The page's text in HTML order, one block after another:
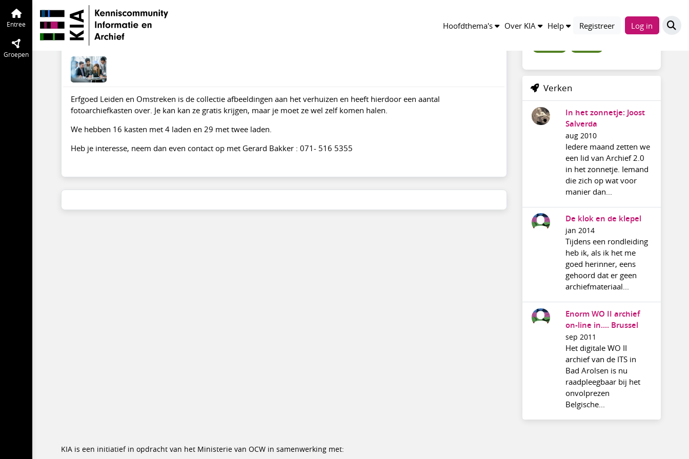
Hoofdthema's Over KIA Help Registreer Log in
Entree
Groepen
KIA Community Entree
Wie heeft nog gebrek aan mooie (gratis) fotokasten?
jan 2014
Erfgoed Leiden en Omstreken is de collectie afbeeldingen aan het verhuizen en heeft hierdoor een aantal
fotoarchiefkasten over. Je kan kan ze gratis krijgen, maar je moet ze wel zelf komen halen.
We hebben 16 kasten met 4 laden en 29 met twee laden.
Heb je interesse, neem dan even contact op met Gerard Bakker : 071- 516 5355
Verken
In het zonnetje: Joost
Salverda
aug 2010
Iedere maand zetten we
een lid van Archief 2.0
in het zonnetje. Iemand
die zich op wat voor
manier dan...
De klok en de klepel
jan 2014
Tijdens een rondleiding
heb ik, als ik het me
goed herinner, eens
gehoord dat er geen
archiefmateriaal...
Enorm WO II archief
on-line in.... Brussel
sep 2011
Het digitale WO II
archief van de ITS in
Bad Arolsen is nu
raadpleegbaar bij het
onvolprezen
Belgische...
KIA is een initiatief in opdracht van het Ministerie van OCW in samenwerking met: